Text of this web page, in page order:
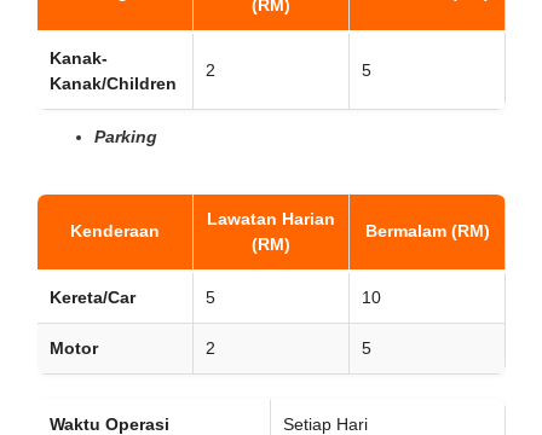
(RM)
Kanak-
Kanak/Children
2 5
Parking
Kenderaan
Lawatan Harian
(RM)
Bermalam (RM)
Kereta/Car 5 10
Motor 2 5
Waktu Operasi Setiap Hari